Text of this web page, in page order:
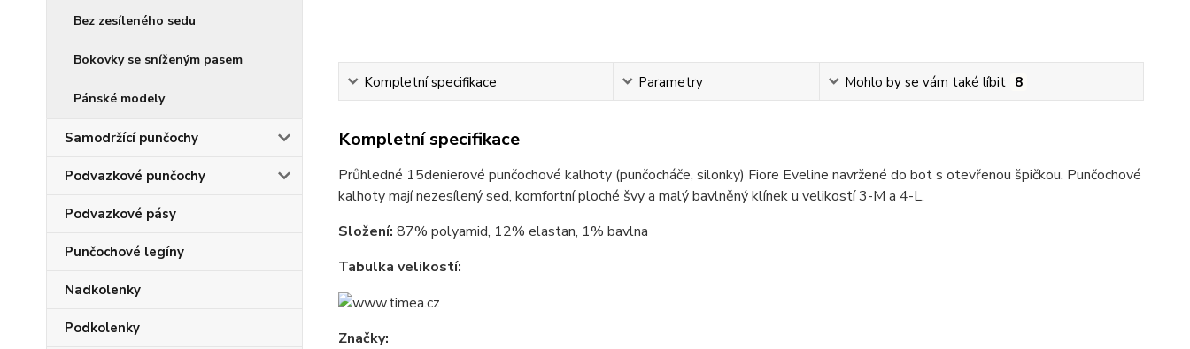
Bez zesíleného sedu
Bokovky se sníženým pasem
Pánské modely
Samodržící punčochy
Podvazkové punčochy
Podvazkové pásy
Punčochové legíny
Nadkolenky
Podkolenky
Kompletní specifikace Parametry Mohlo by se vám také líbit 8
Kompletní specifikace
Průhledné 15denierové punčochové kalhoty (punčocháče, silonky) Fiore Eveline navržené do bot s otevřenou špičkou. Punčochové
kalhoty mají nezesílený sed, komfortní ploché švy a malý bavlněný klínek u velikostí 3-M a 4-L.
Složení: 87% polyamid, 12% elastan, 1% bavlna
Tabulka velikostí:
Značky: